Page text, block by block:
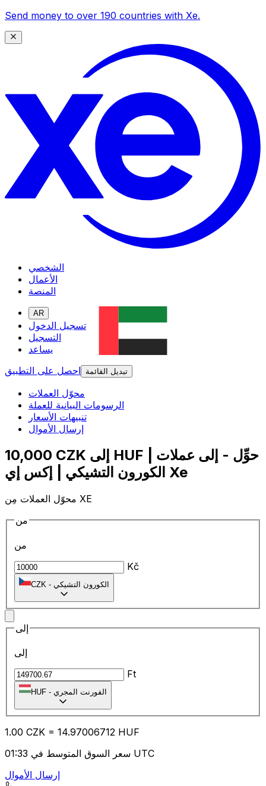
Send money to over 190 countries with Xe.
الشخصي
الأعمال
المنصة
AR
تسجيل الدخول
التسجيل
يساعد
احصل على التطبيق
تبديل القائمة
محوّل العملات
الرسومات البيانية للعملة
تنبيهات الأسعار
إرسال الأموال
10,000 CZK إلى HUF | حوِّل - إلى عملات
الكورون التشيكي | إكس إي Xe
محوّل العملات مِن XE
من
من
Kč
CZK - الكورون التشيكي
إلى
إلى
Ft
HUF - الفورنت المجري
1.00 CZK = 14.97006712 HUF
سعر السوق المتوسط في 01:33 UTC
إرسال الأموال